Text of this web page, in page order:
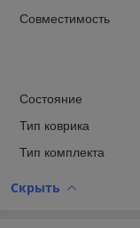
Совместимость
Состояние
Тип коврика
Тип комплекта
Скрыть